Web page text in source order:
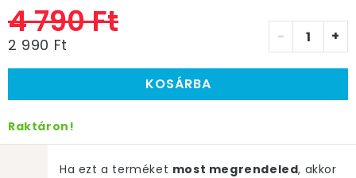
4 790 Ft
2 990 Ft - +
KOSÁRBA
Raktáron!
Ha ezt a terméket most megrendeled, akkor